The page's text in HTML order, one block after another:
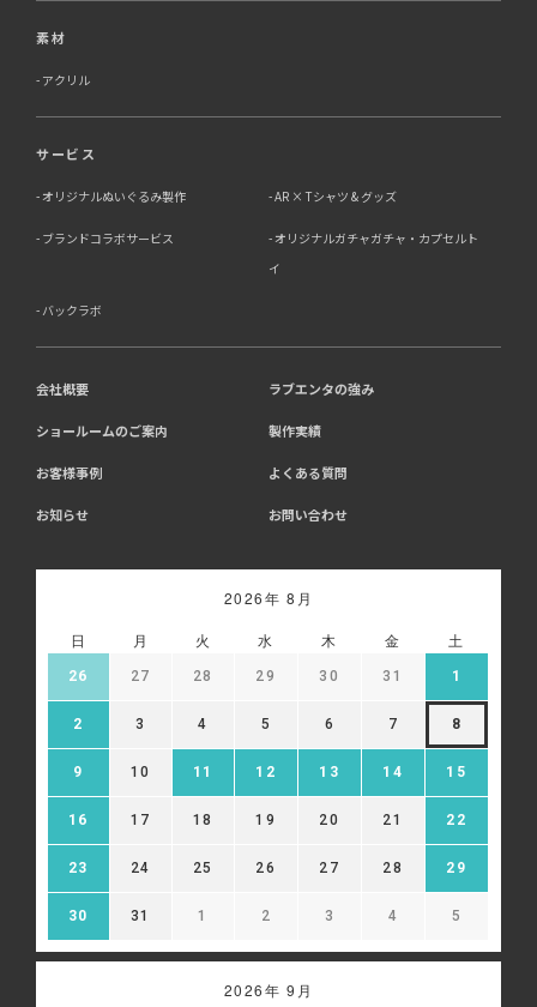
素材
アクリル
サービス
オリジナルぬいぐるみ製作 AR × Tシャツ & グッズ
ブランドコラボサービス
オリジナルガチャガチャ・カプセルト
イ
バックラボ
会社概要 ラブエンタの強み
ショールームのご案内 製作実績
お客様事例 よくある質問
お知らせ お問い合わせ
2026年 8月
日 月 火 水 木 金 土
26 27 28 29 30 31 1
2 3 4 5 6 7 8
9 10 11 12 13 14 15
16 17 18 19 20 21 22
23 24 25 26 27 28 29
30 31 1 2 3 4 5
2026年 9月